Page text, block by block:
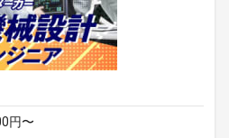
円〜